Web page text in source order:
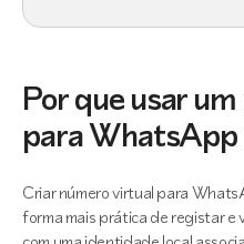
Por que usar
para WhatsApp
Criar número virtual para
forma mais prática de registar